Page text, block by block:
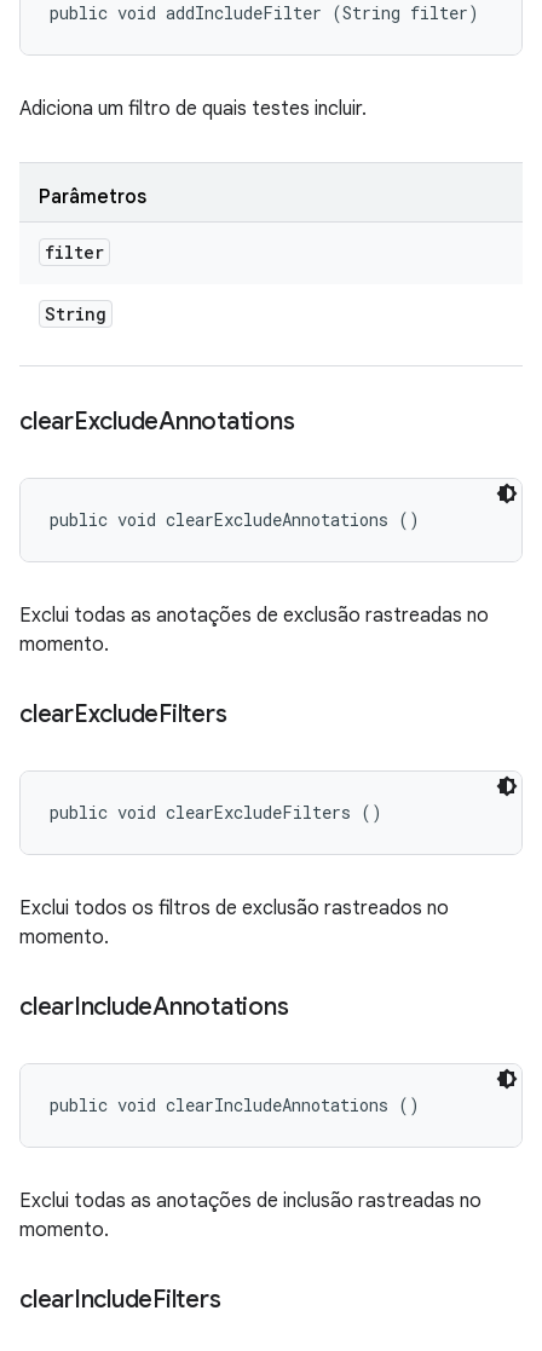
public void addIncludeFilter (String filter)
Adiciona um filtro de quais testes incluir.
Parâmetros
filter
String
clearExcludeAnnotations
public void clearExcludeAnnotations ()
Exclui todas as anotações de exclusão rastreadas no
momento.
clearExcludeFilters
public void clearExcludeFilters ()
Exclui todos os filtros de exclusão rastreados no
momento.
clearIncludeAnnotations
public void clearIncludeAnnotations ()
Exclui todas as anotações de inclusão rastreadas no
momento.
clearIncludeFilters